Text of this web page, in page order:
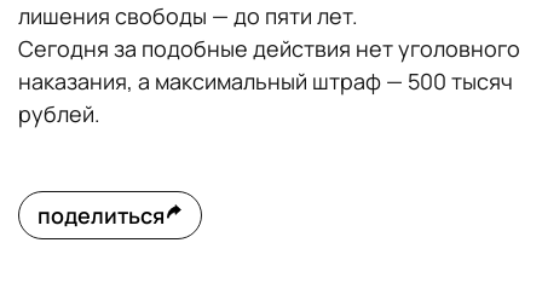
лишения свободы — до пяти лет.
Сегодня за подобные действия нет уголовного
наказания, а максимальный штраф — 500 тысяч
рублей.
поделиться